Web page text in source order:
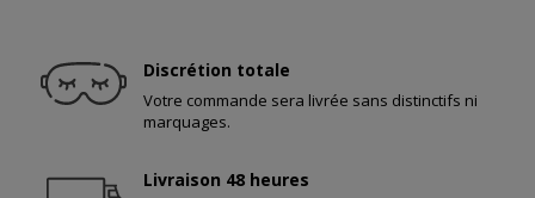
Discrétion totale
Votre commande sera livrée sans distinctifs ni
marquages.
Livraison 48 heures